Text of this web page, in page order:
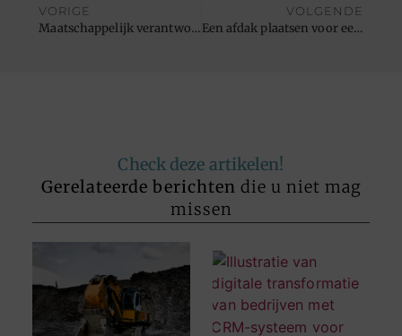
VORIGE
Maatschappelijk verantwoord ondernemen door het opkopen van pallets
VOLGENDE
Een afdak plaatsen voor een kind- en huisdiervriendelijk zwembad
Check deze artikelen!
Gerelateerde berichten die u niet mag
missen